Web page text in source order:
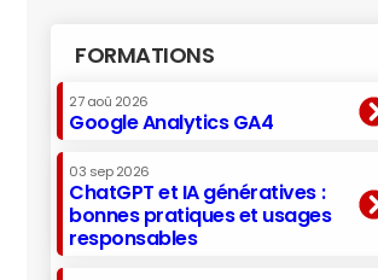
FORMATIONS
27 aoû 2026
Google Analytics GA4
03 sep 2026
ChatGPT et IA génératives :
bonnes pratiques et usages
responsables